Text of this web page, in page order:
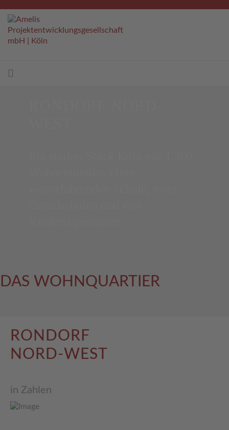
DAS WOHNQUARTIER
RONDORF
NORD-WEST
in Zahlen